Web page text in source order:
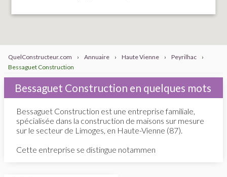
QuelConstructeur.com › Annuaire › Haute Vienne › Peyrilhac
›
Bessaguet Construction
Bessaguet Construction en quelques mots
Bessaguet Construction est une entreprise familiale,
spécialisée dans la construction de maisons sur mesure
sur le secteur de Limoges, en Haute-Vienne (87).
Cette entreprise se distingue notammen